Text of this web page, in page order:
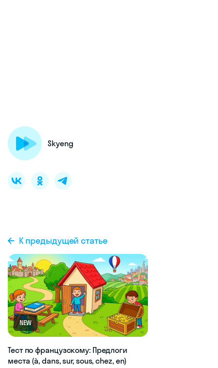
Skyeng
К предыдущей статье
NEW
Тест по французскому: Предлоги
места (à, dans, sur, sous, chez, en)